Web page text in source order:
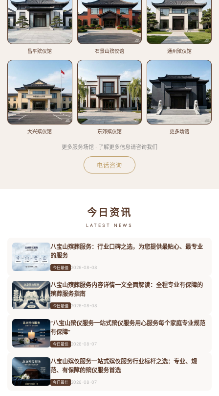
昌平殡仪馆 石景山殡仪馆 通州殡仪馆
大兴殡仪馆 东郊殡仪馆 更多场馆
更多服务场馆 · 了解更多信息请咨询我们
电话咨询
今日资讯
LATEST NEWS
八宝山殡葬服务：行业口碑之选，为您提供最贴心、最专业
的服务
今日最佳 2026-08-08
八宝山殡葬服务内容详情一文全面解读：全程专业有保障的
殡葬服务指南
今日最佳 2026-08-08
“八宝山殡仪服务一站式殡仪服务用心服务每个家庭专业规范
有保障”
今日最佳 2026-08-07
八宝山殡仪服务一站式殡仪服务行业标杆之选：专业、规
范、有保障的殡仪服务首选
今日最佳 2026-08-07